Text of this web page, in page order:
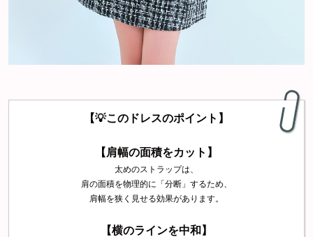
【💡このドレスのポイント】
【 肩幅の面積をカット 】
太めのストラップは、
肩の面積を物理的に「分断」するため、
肩幅を狭く見せる効果があります。
【横のラインを中和】